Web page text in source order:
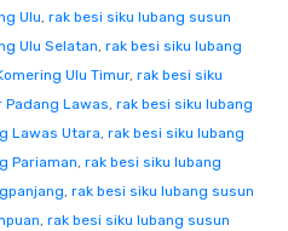
Ulu, rak besi siku lubang susun
Ulu Selatan, rak besi siku lubang
Ulu Timur, rak besi siku
Lawas, rak besi siku lubang
Lawas Utara, rak besi siku lubang
Pariaman, rak besi siku lubang
, rak besi siku lubang susun
, rak besi siku lubang susun